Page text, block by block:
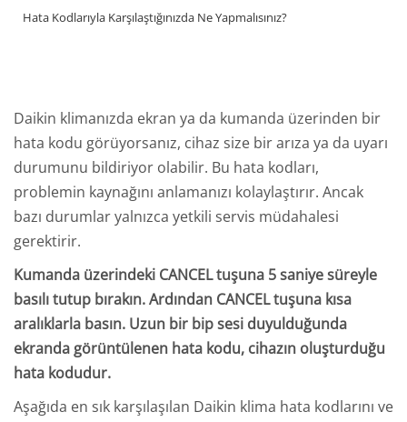
Hata Kodlarıyla Karşılaştığınızda Ne Yapmalısınız?
Daikin klimanızda ekran ya da kumanda üzerinden bir
hata kodu görüyorsanız, cihaz size bir arıza ya da uyarı
durumunu bildiriyor olabilir. Bu hata kodları,
problemin kaynağını anlamanızı kolaylaştırır. Ancak
bazı durumlar yalnızca yetkili servis müdahalesi
gerektirir.
Kumanda üzerindeki CANCEL tuşuna 5 saniye süreyle
basılı tutup bırakın. Ardından CANCEL tuşuna kısa
aralıklarla basın. Uzun bir bip sesi duyulduğunda
ekranda görüntülenen hata kodu, cihazın oluşturduğu
hata kodudur.
Aşağıda en sık karşılaşılan Daikin klima hata kodlarını ve